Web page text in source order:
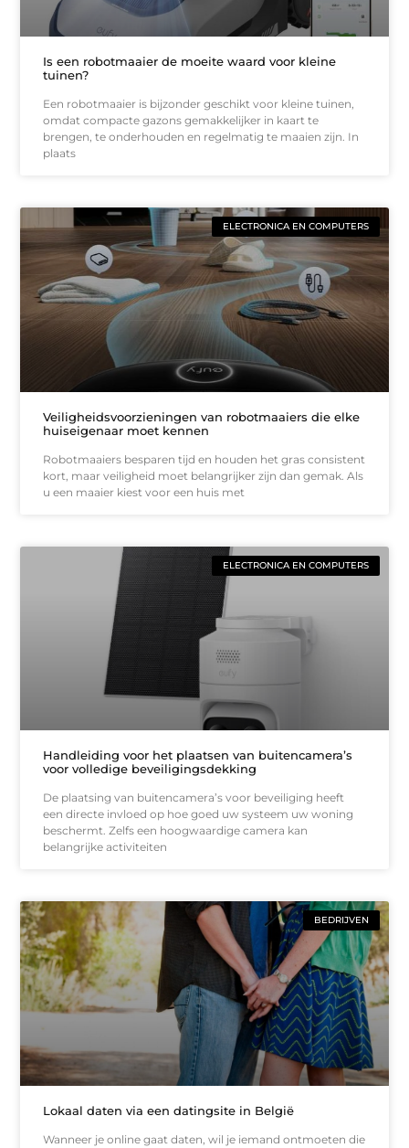
Is een robotmaaier de moeite waard voor kleine
tuinen?
Een robotmaaier is bijzonder geschikt voor kleine tuinen,
omdat compacte gazons gemakkelijker in kaart te
brengen, te onderhouden en regelmatig te maaien zijn. In
plaats
ELECTRONICA EN COMPUTERS
Veiligheidsvoorzieningen van robotmaaiers die elke
huiseigenaar moet kennen
Robotmaaiers besparen tijd en houden het gras consistent
kort, maar veiligheid moet belangrijker zijn dan gemak. Als
u een maaier kiest voor een huis met
ELECTRONICA EN COMPUTERS
Handleiding voor het plaatsen van buitencamera’s
voor volledige beveiligingsdekking
De plaatsing van buitencamera’s voor beveiliging heeft
een directe invloed op hoe goed uw systeem uw woning
beschermt. Zelfs een hoogwaardige camera kan
belangrijke activiteiten
BEDRIJVEN
Lokaal daten via een datingsite in België
Wanneer je online gaat daten, wil je iemand ontmoeten die